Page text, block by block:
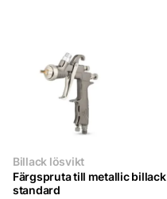
Billack lösvikt
Färgspruta till metallic billack
standard